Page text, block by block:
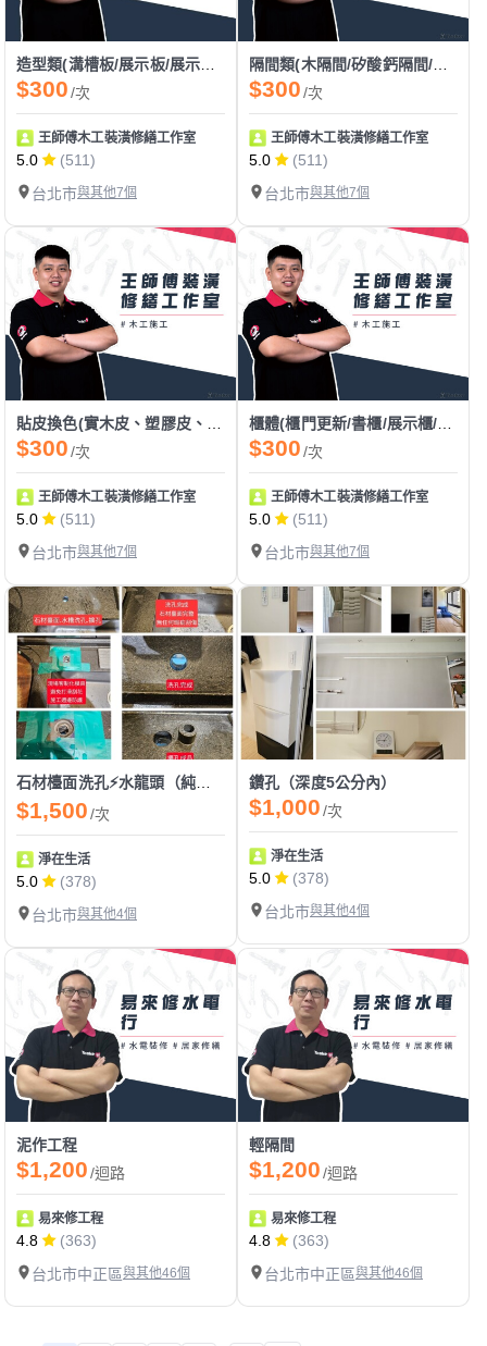
$300/次
王師傅木工裝潢修繕工作室
5.0
(511)
台北市與其他7個
$300/次
王師傅木工裝潢修繕工作室
5.0
(511)
台北市與其他7個
$300/次
王師傅木工裝潢修繕工作室
5.0
(511)
台北市與其他7個
$300/次
王師傅木工裝潢修繕工作室
5.0
(511)
台北市與其他7個
石材檯面洗孔⚡️水龍頭（純工）
$1,500/次
淨在生活
5.0
(378)
台北市與其他4個
鑽孔（深度5公分內）
$1,000/次
淨在生活
5.0
(378)
台北市與其他4個
泥作工程
$1,200/迴路
易來修工程
4.8
(363)
台北市中正區與其他46個
輕隔間
$1,200/迴路
易來修工程
4.8
(363)
台北市中正區與其他46個